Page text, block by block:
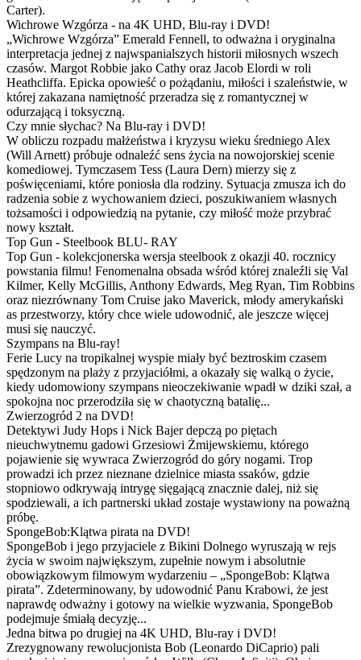
Carter).
Wichrowe Wzgórza - na 4K UHD, Blu-ray i DVD!
„Wichrowe Wzgórza” Emerald Fennell, to odważna i oryginalna
interpretacja jednej z najwspanialszych historii miłosnych wszech
czasów. Margot Robbie jako Cathy oraz Jacob Elordi w roli
Heathcliffa. Epicka opowieść o pożądaniu, miłości i szaleństwie, w
której zakazana namiętność przeradza się z romantycznej w
odurzającą i toksyczną.
Czy mnie słychac? Na Blu-ray i DVD!
W obliczu rozpadu małżeństwa i kryzysu wieku średniego Alex
(Will Arnett) próbuje odnaleźć sens życia na nowojorskiej scenie
komediowej. Tymczasem Tess (Laura Dern) mierzy się z
poświęceniami, które poniosła dla rodziny. Sytuacja zmusza ich do
radzenia sobie z wychowaniem dzieci, poszukiwaniem własnych
tożsamości i odpowiedzią na pytanie, czy miłość może przybrać
nowy kształt.
Top Gun - Steelbook BLU- RAY
Top Gun - kolekcjonerska wersja steelbook z okazji 40. rocznicy
powstania filmu! Fenomenalna obsada wśród której znaleźli się Val
Kilmer, Kelly McGillis, Anthony Edwards, Meg Ryan, Tim Robbins
oraz niezrównany Tom Cruise jako Maverick, młody amerykański
as przestworzy, który chce wiele udowodnić, ale jeszcze więcej
musi się nauczyć.
Szympans na Blu-ray!
Ferie Lucy na tropikalnej wyspie miały być beztroskim czasem
spędzonym na plaży z przyjaciółmi, a okazały się walką o życie,
kiedy udomowiony szympans nieoczekiwanie wpadł w dziki szał, a
spokojna noc przerodziła się w chaotyczną batalię...
Zwierzogród 2 na DVD!
Detektywi Judy Hops i Nick Bajer depczą po piętach
nieuchwytnemu gadowi Grzesiowi Żmijewskiemu, którego
pojawienie się wywraca Zwierzogród do góry nogami. Trop
prowadzi ich przez nieznane dzielnice miasta ssaków, gdzie
stopniowo odkrywają intrygę sięgającą znacznie dalej, niż się
spodziewali, a ich partnerski układ zostaje wystawiony na poważną
próbę.
SpongeBob:Klątwa pirata na DVD!
SpongeBob i jego przyjaciele z Bikini Dolnego wyruszają w rejs
życia w swoim największym, zupełnie nowym i absolutnie
obowiązkowym filmowym wydarzeniu – „SpongeBob: Klątwa
pirata”. Zdeterminowany, by udowodnić Panu Krabowi, że jest
naprawdę odważny i gotowy na wielkie wyzwania, SpongeBob
podejmuje śmiałą decyzję...
Jedna bitwa po drugiej na 4K UHD, Blu-ray i DVD!
Zrezygnowany rewolucjonista Bob (Leonardo DiCaprio) pali